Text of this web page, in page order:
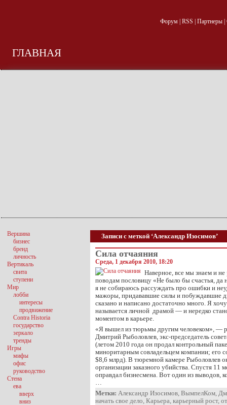
Форум| RSS Партнеры|
ГЛАВНАЯ
Записи с меткой ‘Александр Изосимов’
Сила отчаяния
Среда, 1 декабря 2010, 18:20
Наверное, все мы знаем и
поводам пословицу «Не было бы счастья, да
я не собираюсь рассуждать про ошибки и
мажоры, придававшие силы и побуждавшие
сказано и написано достаточно много. Я
называется личной драмой — и нередко
моментом в карьере.
«Я вышел из тюрьмы другим человеком», —
Дмитрий Рыболовлев, экс-председатель
(летом 2010 года он продал контрольный
миноритарным совладельцем компании; его
$8,6 млрд). В тюремной камере Рыболовлев
организации заказного убийства. Спустя 11
оправдал бизнесмена. Вот один из выводов,
…
Метки: Александр Изосимов, ВымпелКом,
начать свое дело, Карьера, карьерный рост,
Вершина
бизнес
бренд
личность
Вертикаль
свита
ступени
Мир
лобби
интересы
продвижение
Contra Historia
государство
зеркало
тренды
Игры
мифы
офис
руководство
Стена
ева
вверх
вниз